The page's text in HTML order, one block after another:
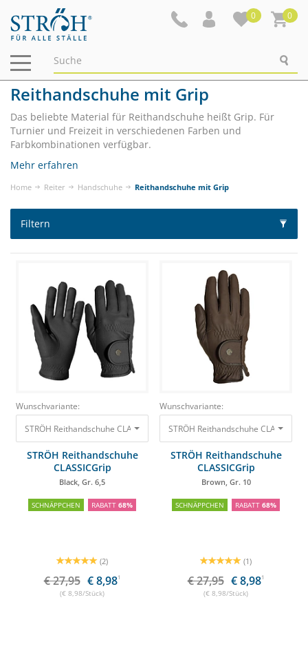
0 0
Navigation
ein-/ausblenden
Reithandschuhe mit Grip
Das beliebte Material für Reithandschuhe heißt Grip. Für
Turnier und Freizeit in verschiedenen Farben und
Farbkombinationen verfügbar.
Mehr erfahren
Home Reiter Handschuhe Reithandschuhe mit Grip
Filtern
Wunschvariante:
STRÖH Reithandschuhe CLASSICGrip Black, Gr. 6,527,95 €8,98 €
STRÖH Reithandschuhe
CLASSICGrip
Black, Gr. 6,5
SCHNÄPPCHEN RABATT 68%
(2)
€ 27,95 € 8,981
(€ 8,98/Stück)
Wunschvariante:
STRÖH Reithandschuhe
STRÖH Reithandschuhe
CLASSICGrip
Brown, Gr. 10
SCHNÄPPCHEN RABATT 68%
(1)
€ 27,95 € 8,981
(€ 8,98/Stück)